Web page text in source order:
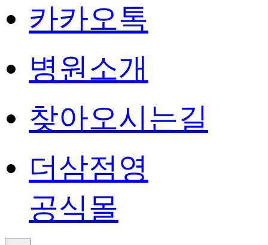
카카오톡
병원소개
찾아오시는길
더삼점영
공식몰